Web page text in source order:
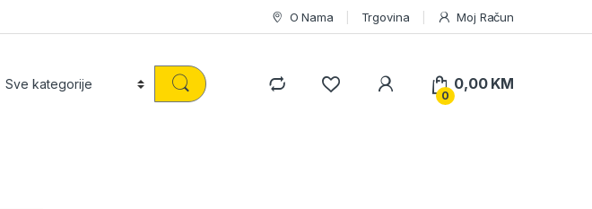
O Nama Trgovina Moj Račun
0
0,00 KM